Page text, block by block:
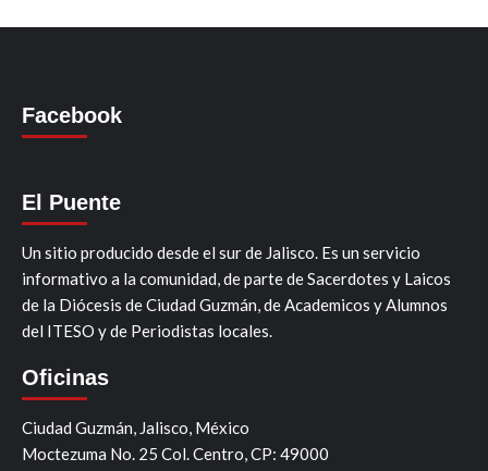
Facebook
El Puente
Un sitio producido desde el sur de Jalisco. Es un servicio
informativo a la comunidad, de parte de Sacerdotes y Laicos
de la Diócesis de Ciudad Guzmán, de Academicos y Alumnos
del ITESO y de Periodistas locales.
Oficinas
Ciudad Guzmán, Jalisco, México
Moctezuma No. 25 Col. Centro, CP: 49000